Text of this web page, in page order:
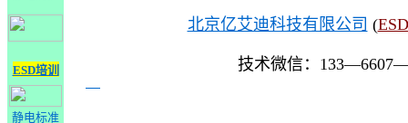
ESD培训
静电标准
北京亿艾迪科技有限公司 (
技术微信：